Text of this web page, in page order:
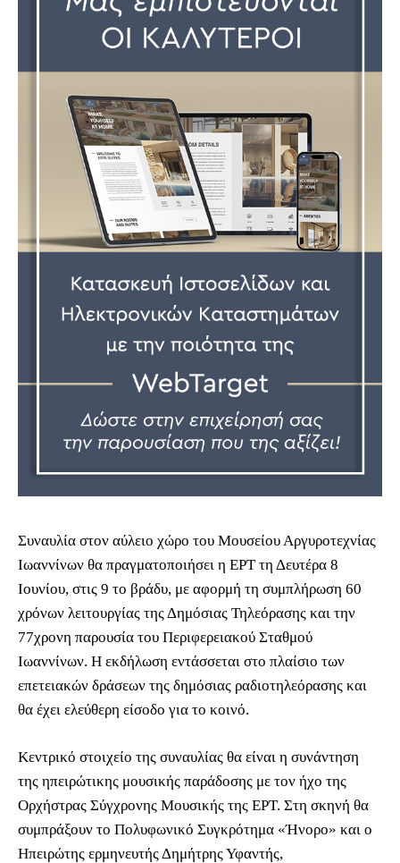
Συναυλία στον αύλειο χώρο του Μουσείου Αργυροτεχνίας
Ιωαννίνων θα πραγματοποιήσει η ΕΡΤ τη Δευτέρα 8
Ιουνίου, στις 9 το βράδυ, με αφορμή τη συμπλήρωση 60
χρόνων λειτουργίας της Δημόσιας Τηλεόρασης και την
77χρονη παρουσία του Περιφερειακού Σταθμού
Ιωαννίνων. Η εκδήλωση εντάσσεται στο πλαίσιο των
επετειακών δράσεων της δημόσιας ραδιοτηλεόρασης και
θα έχει ελεύθερη είσοδο για το κοινό.
Κεντρικό στοιχείο της συναυλίας θα είναι η συνάντηση
της ηπειρώτικης μουσικής παράδοσης με τον ήχο της
Ορχήστρας Σύγχρονης Μουσικής της ΕΡΤ. Στη σκηνή θα
συμπράξουν το Πολυφωνικό Συγκρότημα «Ήνορο» και ο
Ηπειρώτης ερμηνευτής Δημήτρης Υφαντής,